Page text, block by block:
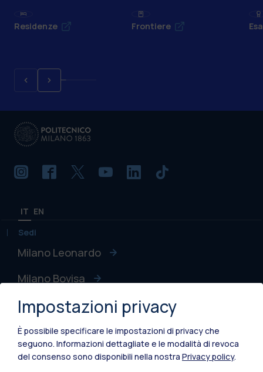
Impostazioni privacy
È possibile specificare le impostazioni di privacy che
seguono. Informazioni dettagliate e le modalità di revoca
del consenso sono disponibili nella nostra Privacy policy.
Residenze Frontiere
IT EN
Sedi
Milano Leonardo
Milano Bovisa
Cremona
Lecco
Mantova